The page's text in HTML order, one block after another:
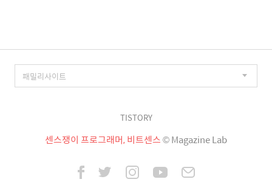
TISTORY
센스쟁이 프로그래머, 비트센스© Magazine Lab